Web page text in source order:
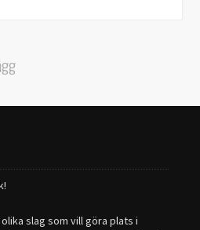
slag som vill göra plats i